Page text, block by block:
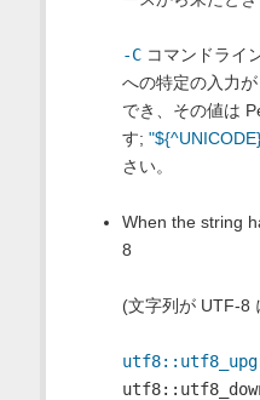
-Cコマンドライ
への特定の入力
でき、その値は
す;
さい。
When the string
8
(文字列が UTF-8